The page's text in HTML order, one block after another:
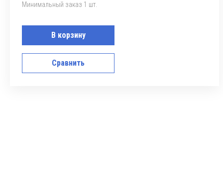
Минимальный заказ 1 шт.
В корзину
Сравнить